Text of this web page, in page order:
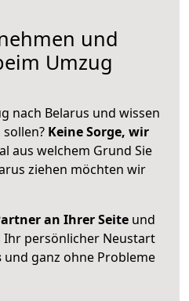
und
Umzug
nach Belarus und wissen
Keine Sorge, wir
aus welchem Grund Sie
ziehen möchten wir
an Ihrer Seite und
Ihr persönlicher Neustart
und ganz ohne Probleme